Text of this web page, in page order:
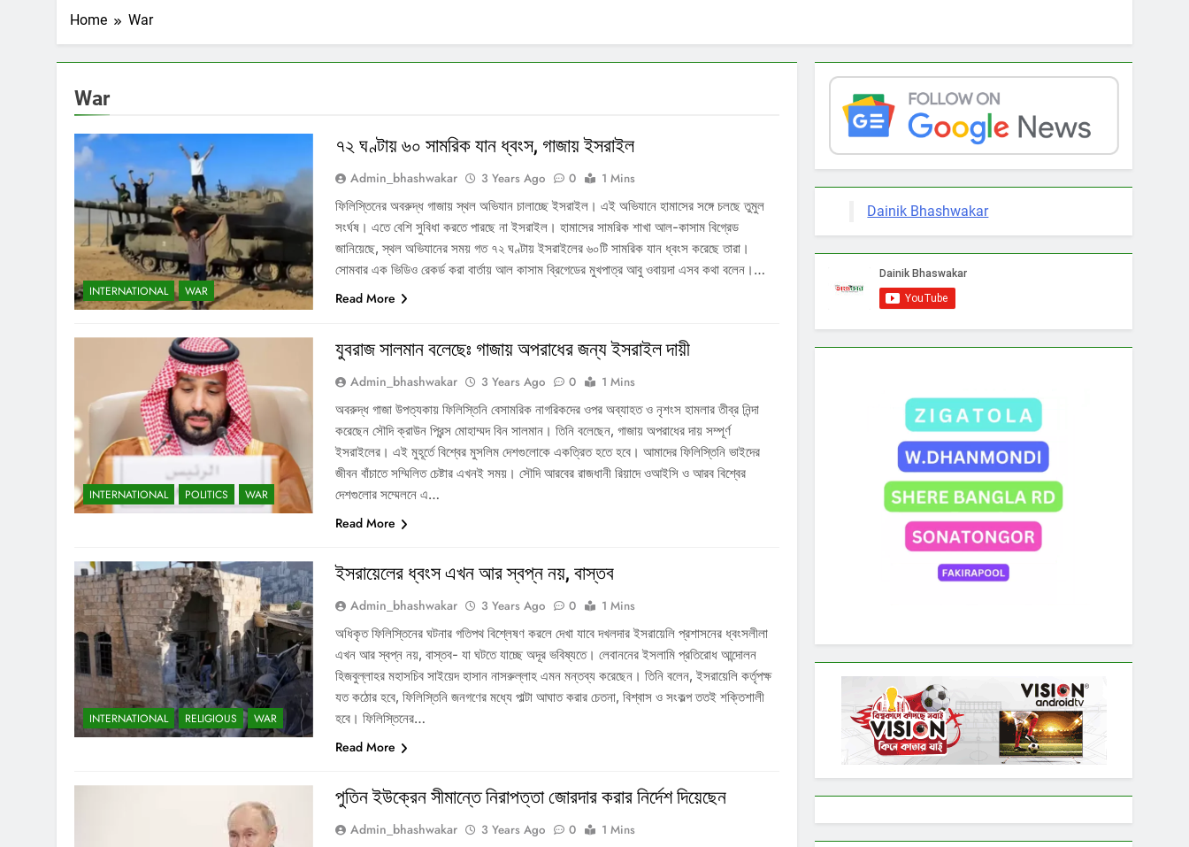
Home War
War
INTERNATIONAL WAR
৭২ ঘণ্টায় ৬০ সামরিক যান ধ্বংস, গাজায় ইসরাইল
Admin_bhashwakar 3 Years Ago 0
1 Mins
ফিলিস্তিনের অবরুদ্ধ গাজায় স্থল অভিযান চালাচ্ছে ইসরাইল। এই অভিযানে হামাসের সঙ্গে চলছে তুমুল
সংর্ঘষ। এতে বেশি সুবিধা করতে পারছে না ইসরাইল। হামাসের সামরিক শাখা আল-কাসাম বিগ্রেড
জানিয়েছে, স্থল অভিযানের সময় গত ৭২ ঘণ্টায় ইসরাইলের ৬০টি সামরিক যান ধ্বংস করেছে তারা।
সোমবার এক ভিডিও রেকর্ড করা বার্তায় আল কাসাম ব্রিগেডের মুখপাত্র আবু ওবায়দা এসব কথা বলেন।…
Read More
INTERNATIONAL POLITICS WAR
যুবরাজ সালমান বলেছেঃ গাজায় অপরাধের জন্য ইসরাইল দায়ী
Admin_bhashwakar 3 Years Ago 0
1 Mins
অবরুদ্ধ গাজা উপত্যকায় ফিলিস্তিনি বেসামরিক নাগরিকদের ওপর অব্যাহত ও নৃশংস হামলার তীব্র নিন্দা
করেছেন সৌদি ক্রাউন প্রিন্স মোহাম্মদ বিন সালমান। তিনি বলেছেন, গাজায় অপরাধের দায় সম্পূর্ণ
ইসরাইলের। এই মুহূর্তে বিশ্বের মুসলিম দেশগুলোকে একত্রিত হতে হবে। আমাদের ফিলিস্তিনি ভাইদের
জীবন বাঁচাতে সম্মিলিত চেষ্টার এখনই সময়। সৌদি আরবের রাজধানী রিয়াদে ওআইসি ও আরব বিশ্বের
দেশগুলোর সম্মেলনে এ…
Read More
INTERNATIONAL RELIGIOUS WAR
ইসরায়েলের ধ্বংস এখন আর স্বপ্ন নয়, বাস্তব
Admin_bhashwakar 3 Years Ago 0
1 Mins
অধিকৃত ফিলিস্তিনের ঘটনার গতিপথ বিশ্লেষণ করলে দেখা যাবে দখলদার ইসরায়েলি প্রশাসনের ধ্বংসলীলা
এখন আর স্বপ্ন নয়, বাস্তব- যা ঘটতে যাচ্ছে অদূর ভবিষ্যতে। লেবাননের ইসলামি প্রতিরোধ আন্দোলন
হিজবুল্লাহর মহাসচিব সাইয়েদ হাসান নাসরুল্লাহ এমন মন্তব্য করেছেন। তিনি বলেন, ইসরায়েলি কর্তৃপক্ষ
যত কঠোর হবে, ফিলিস্তিনি জনগণের মধ্যে পাল্টা আঘাত করার চেতনা, বিশ্বাস ও সংকল্প ততই শক্তিশালী
হবে। ফিলিস্তিনের…
Read More
পুতিন ইউক্রেন সীমান্তে নিরাপত্তা জোরদার করার নির্দেশ দিয়েছেন
Admin_bhashwakar 3 Years Ago 0
1 Mins
Dainik Bhashwakar